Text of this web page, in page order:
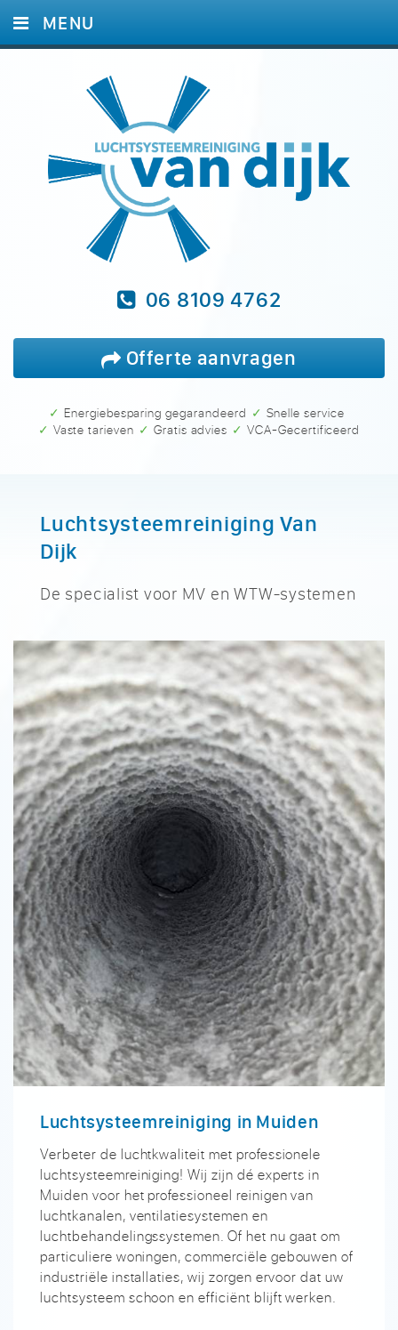
06 8109 4762
Offerte aanvragen
✓ Energiebesparing gegarandeerd
✓ Snelle service
✓ Vaste tarieven
✓ Gratis advies ✓ VCA-Gecertificeerd
MENU
DIENSTEN
REFERENTIES
VRAGEN
Luchtsysteemreiniging Van
Dijk
De specialist voor MV en WTW-systemen
Luchtsysteemreiniging in Muiden
Verbeter de luchtkwaliteit met professionele
luchtsysteemreiniging! Wij zijn dé experts in
Muiden voor het professioneel reinigen van
luchtkanalen, ventilatiesystemen en
luchtbehandelingssystemen. Of het nu gaat om
particuliere woningen, commerciële gebouwen of
industriële installaties, wij zorgen ervoor dat uw
luchtsysteem schoon en efficiënt blijft werken.